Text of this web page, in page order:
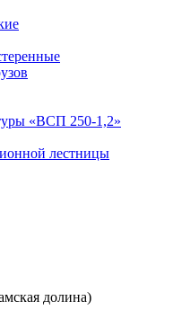
«ВСП 250-1,2»
лестницы
долина)